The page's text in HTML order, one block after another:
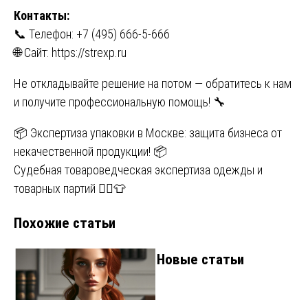
Контакты:
📞 Телефон: +7 (495) 666-5-666
🌐 Сайт: https://strexp.ru
Не откладывайте решение на потом — обратитесь к нам
и получите профессиональную помощь! 🔧
Навигация
по
записям
📦 Экспертиза упаковки в Москве: защита бизнеса от
некачественной продукции! 📦
Судебная товароведческая экспертиза одежды и
товарных партий 👨‍⚖️👕
Похожие статьи
Новые статьи